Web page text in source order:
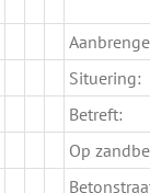
Situering:
Betreft:
Op